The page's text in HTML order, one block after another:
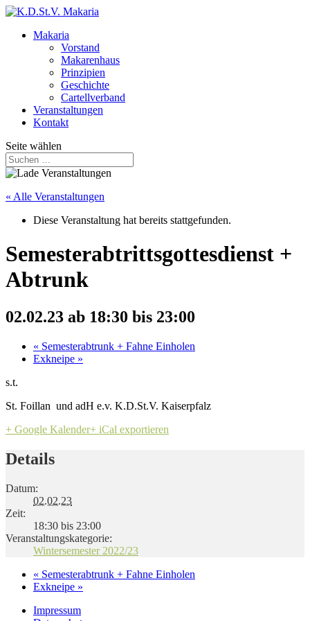
Makaria
Vorstand
Makarenhaus
Prinzipien
Geschichte
Cartellverband
Veranstaltungen
Kontakt
Seite wählen
« Alle Veranstaltungen
Diese Veranstaltung hat bereits stattgefunden.
Semesterabtrittsgottesdienst +
Abtrunk
02.02.23 ab 18:30 bis 23:00
« Semesterabtrunk + Fahne Einholen
Exkneipe »
s.t.
St. Foillan und adH e.v. K.D.St.V. Kaiserpfalz
+ Google Kalender+ iCal exportieren
Details
Datum:
02.02.23
Zeit:
18:30 bis 23:00
Veranstaltungskategorie:
Wintersemester 2022/23
« Semesterabtrunk + Fahne Einholen
Exkneipe »
Impressum